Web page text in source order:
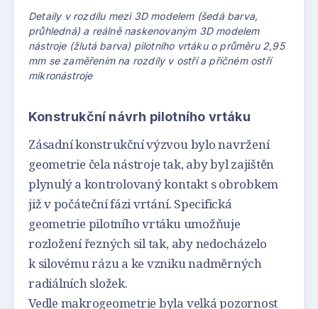
Detaily v rozdílu mezi 3D modelem (šedá barva,
průhledná) a reálně naskenovaným 3D modelem
nástroje (žlutá barva) pilotního vrtáku o průměru 2,95
mm se zaměřením na rozdíly v ostří a příčném ostří
mikronástroje
Konstrukční návrh pilotního vrtáku
Zásadní konstrukční výzvou bylo navržení
geometrie čela nástroje tak, aby byl zajištěn
plynulý a kontrolovaný kontakt s obrobkem
již v počáteční fázi vrtání. Specifická
geometrie pilotního vrtáku umožňuje
rozložení řezných sil tak, aby nedocházelo
k silovému rázu a ke vzniku nadměrných
radiálních složek.
Vedle makrogeometrie byla velká pozornost